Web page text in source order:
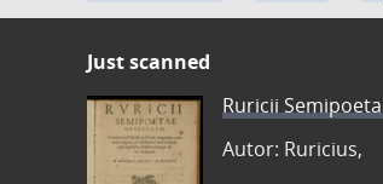
Just scanned
Ruricii
Autor: Ruricius,